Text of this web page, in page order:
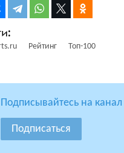
Рейтинг Топ-100
Подписывайтесь на канал
Подписаться